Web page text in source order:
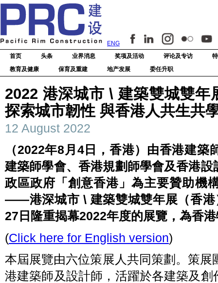
ENG
首页
头条 业界消息 奖项及活动 评论及专访
教育及健康
保育及重建 地产发展 委任升职
2022 港深城市 \ 建築雙城雙年
探索城市韌性 與香港人共生共
12 August 2022
（2022年8月4日，香港）由香港建
建築師學會、香港規劃師學會及香港
政區政府「創意香港」為主要贊助機
——港深城市 \ 建築雙城雙年展（香港
27日隆重揭幕2022年度的展覽，為香
(Click here for English version)
本屆展覽由六位策展人共同策劃。策
港建築師及設計師，活躍於各建築及